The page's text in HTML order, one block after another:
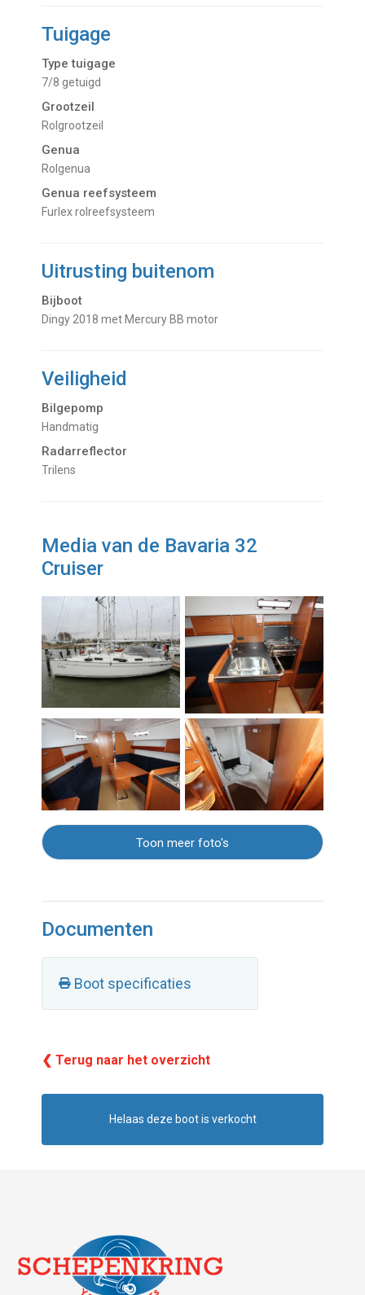
Tuigage
Type tuigage
7/8 getuigd
Grootzeil
Rolgrootzeil
Genua
Rolgenua
Genua reefsysteem
Furlex rolreefsysteem
Uitrusting buitenom
Bijboot
Dingy 2018 met Mercury BB motor
Veiligheid
Bilgepomp
Handmatig
Radarreflector
Trilens
Media van de Bavaria 32
Cruiser
Toon meer foto's
Documenten
Boot specificaties
❮ Terug naar het overzicht
Helaas deze boot is verkocht